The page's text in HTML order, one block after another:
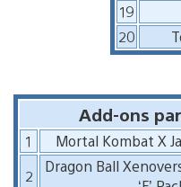
19
20
Add-ons
1
Mortal Kombat X
2
Dragon Ball